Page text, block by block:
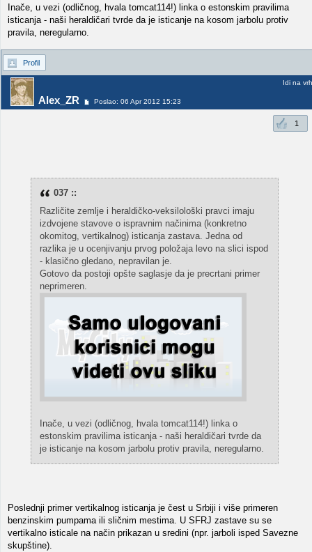
Inače, u vezi (odličnog, hvala tomcat114!) linka o estonskim pravilima
isticanja - naši heraldičari tvrde da je isticanje na kosom jarbolu protiv
pravila, neregularno.
Profil
Alex_ZR Poslao: 06 Apr 2012 15:23
Idi na vrh
1
037 ::
Različite zemlje i heraldičko-veksilološki pravci imaju
izdvojene stavove o ispravnim načinima (konkretno
okomitog, vertikalnog) isticanja zastava. Jedna od
razlika je u ocenjivanju prvog položaja levo na slici ispod
- klasično gledano, nepravilan je.
Gotovo da postoji opšte saglasje da je precrtani primer
neprimeren.
Inače, u vezi (odličnog, hvala tomcat114!) linka o
estonskim pravilima isticanja - naši heraldičari tvrde da
je isticanje na kosom jarbolu protiv pravila, neregularno.
Poslednji primer vertikalnog isticanja je čest u Srbiji i više primeren
benzinskim pumpama ili sličnim mestima. U SFRJ zastave su se
vertikalno isticale na način prikazan u sredini (npr. jarboli isped Savezne
skupštine).